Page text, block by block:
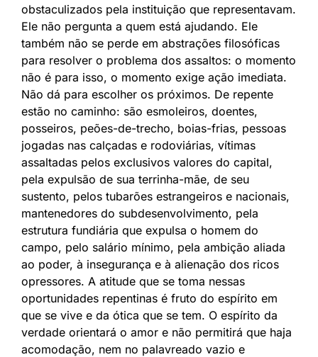
obstaculizados pela instituição que representavam.
Ele não pergunta a quem está ajudando. Ele
também não se perde em abstrações filosóficas
para resolver o problema dos assaltos: o momento
não é para isso, o momento exige ação imediata.
Não dá para escolher os próximos. De repente
estão no caminho: são esmoleiros, doentes,
posseiros, peões-de-trecho, boias-frias, pessoas
jogadas nas calçadas e rodoviárias, vítimas
assaltadas pelos exclusivos valores do capital,
pela expulsão de sua terrinha-mãe, de seu
sustento, pelos tubarões estrangeiros e nacionais,
mantenedores do subdesenvolvimento, pela
estrutura fundiária que expulsa o homem do
campo, pelo salário mínimo, pela ambição aliada
ao poder, à insegurança e à alienação dos ricos
opressores. A atitude que se toma nessas
oportunidades repentinas é fruto do espírito em
que se vive e da ótica que se tem. O espírito da
verdade orientará o amor e não permitirá que haja
acomodação, nem no palavreado vazio e